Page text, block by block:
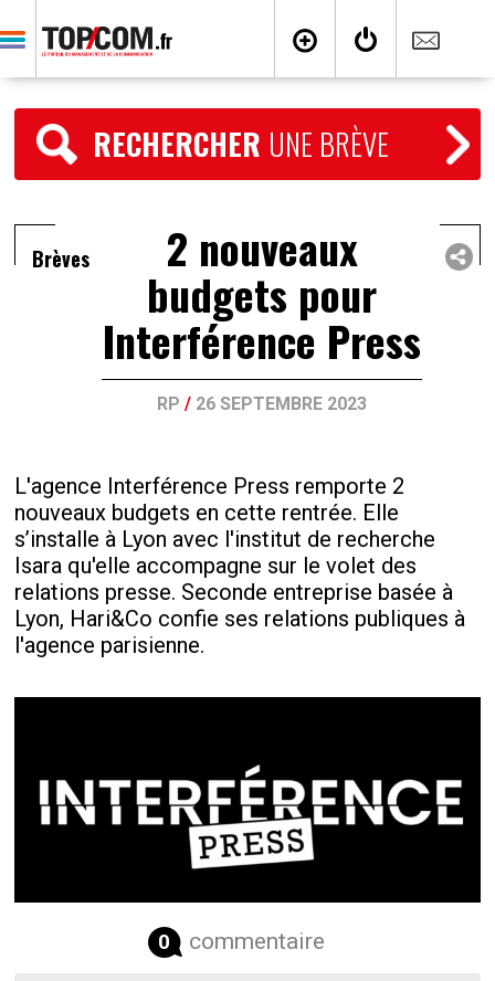
RECHERCHER UNE BRÈVE
Brèves 2 nouveaux
budgets pour
Interférence Press
RP / 26 SEPTEMBRE 2023
L'agence Interférence Press remporte 2
nouveaux budgets en cette rentrée. Elle
s’installe à Lyon avec l'institut de recherche
Isara qu'elle accompagne sur le volet des
relations presse. Seconde entreprise basée à
Lyon, Hari&Co confie ses relations publiques à
l'agence parisienne.
0 commentaire